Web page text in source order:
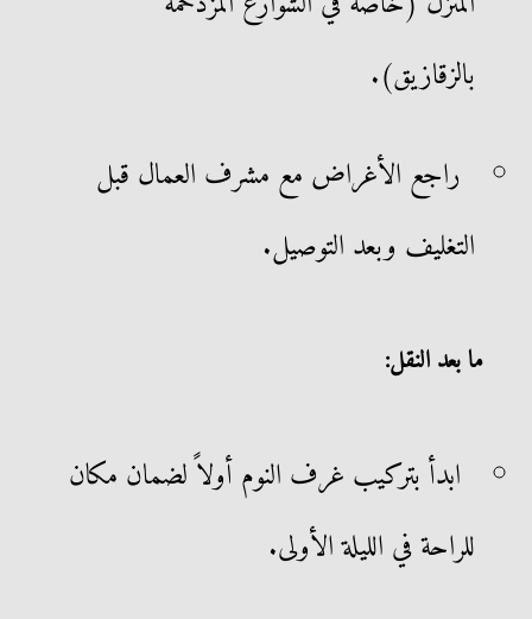
بالزقازيق).
راجع الأغراض مع مشرف العمال قبل
التغليف وبعد التوصيل.
ما بعد النقل:
ابدأ بتركيب غرف النوم أولاً لضمان مكان
للراحة في الليلة الأولى.